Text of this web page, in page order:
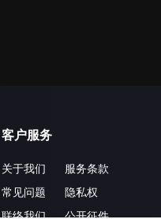
客户服务
关于我们
常见问题
联络我们
服务条款
隐私权
公开征件